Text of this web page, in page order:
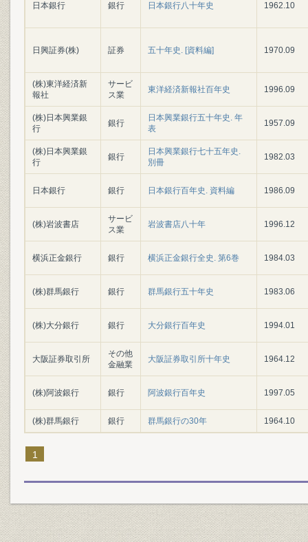
日本銀行 銀行 日本銀行八十年史 1962.10
日興証券(株) 証券 五十年史. [資料編] 1970.09
(株)東洋経済新
報社
サービ
ス業
東洋経済新報社百年史 1996.09
(株)日本興業銀
行
銀行
日本興業銀行五十年史. 年
表
1957.09
(株)日本興業銀
行
銀行
日本興業銀行七十五年史.
別冊
1982.03
日本銀行 銀行 日本銀行百年史. 資料編 1986.09
(株)岩波書店
サービ
ス業
岩波書店八十年 1996.12
横浜正金銀行 銀行 横浜正金銀行全史. 第6巻 1984.03
(株)群馬銀行 銀行 群馬銀行五十年史 1983.06
(株)大分銀行 銀行 大分銀行百年史 1994.01
大阪証券取引所
その他
金融業
大阪証券取引所十年史 1964.12
(株)阿波銀行 銀行 阿波銀行百年史 1997.05
(株)群馬銀行 銀行 群馬銀行の30年 1964.10
1